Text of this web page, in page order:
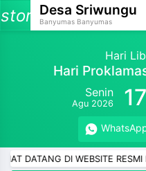
storageDesa Sriwungu
Banyumas Banyumas
Hari
Hari
Senin
Agu 2026 17
DI WEBSITE RESMI PEKON